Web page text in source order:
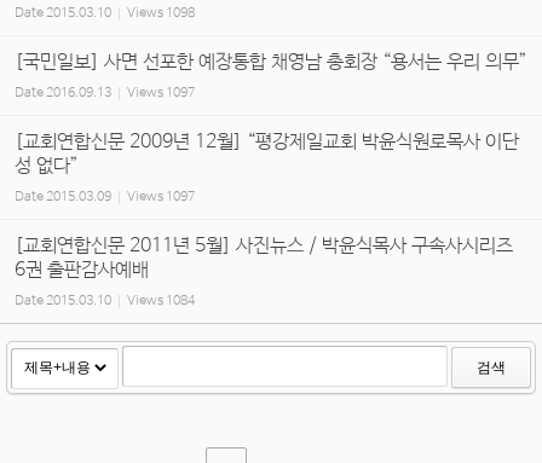
Date 2015.03.10 Views 1098
[국민일보] 사면 선포한 예장통합 채영남 총회장 “용서는 우리 의무”
Date 2016.09.13 Views 1097
[교회연합신문 2009년 12월] “평강제일교회 박윤식원로목사 이단
성 없다”
Date 2015.03.09 Views 1097
[교회연합신문 2011년 5월] 사진뉴스 / 박윤식목사 구속사시리즈
6권 출판감사예배
Date 2015.03.10 Views 1084
검색